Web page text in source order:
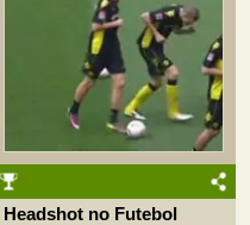
Headshot no Futebol